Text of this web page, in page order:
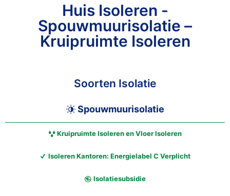
Huis Isoleren -
Spouwmuurisolatie –
Kruipruimte Isoleren
Soorten Isolatie
Spouwmuurisolatie
Kruipruimte Isoleren en Vloer Isoleren
Isoleren Kantoren: Energielabel C Verplicht
Isolatiesubsidie